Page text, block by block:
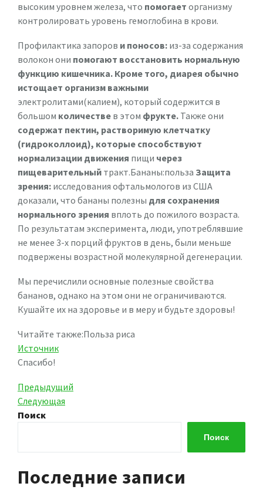
высоким уровнем железа, что помогает организму
контролировать уровень гемоглобина в крови.
Профилактика запоров и поносов: из-за содержания
волокон они помогают восстановить нормальную
функцию кишечника. Кроме того, диарея обычно
истощает организм важными
электролитами(калием), который содержится в
большом количестве в этом фрукте. Также они
содержат пектин, растворимую клетчатку
(гидроколлоид), которые способствуют
нормализации движения пищи через
пищеварительный тракт.Бананы:польза Защита
зрения: исследования офтальмологов из США
доказали, что бананы полезны для сохранения
нормального зрения вплоть до пожилого возраста.
По результатам эксперимента, люди, употреблявшие
не менее 3-х порций фруктов в день, были меньше
подвержены возрастной молекулярной дегенерации.
Мы перечислили основные полезные свойства
бананов, однако на этом они не ограничиваются.
Кушайте их на здоровье и в меру и будьте здоровы!
Читайте также:Польза риса
Источник
Спасибо!
Навигация
по
записям
Предыдущая
запись
Предыдущий
Следующая
запись
Следующая
Поиск
Поиск
Последние записи